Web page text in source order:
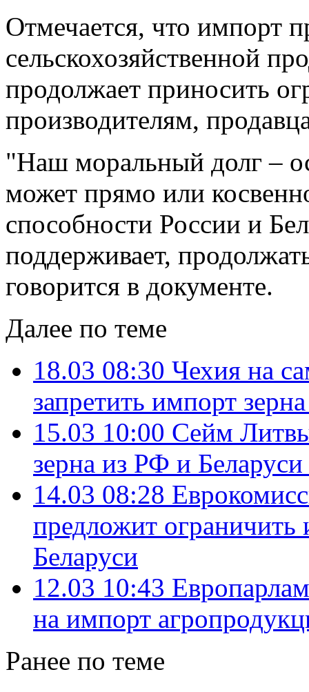
Отмечается, что импорт
сельскохозяйственной
продолжает приносить
производителям,
"Наш моральный долг –
может прямо или
способности России и
поддерживает,
говорится в документе.
Далее по теме
18.03 08:30 Чехия на
запретить импорт
15.03 10:00 Сейм
зерна из РФ и
14.03 08:28
предложит
Беларуси
12.03 10:43
на импорт
Ранее по теме